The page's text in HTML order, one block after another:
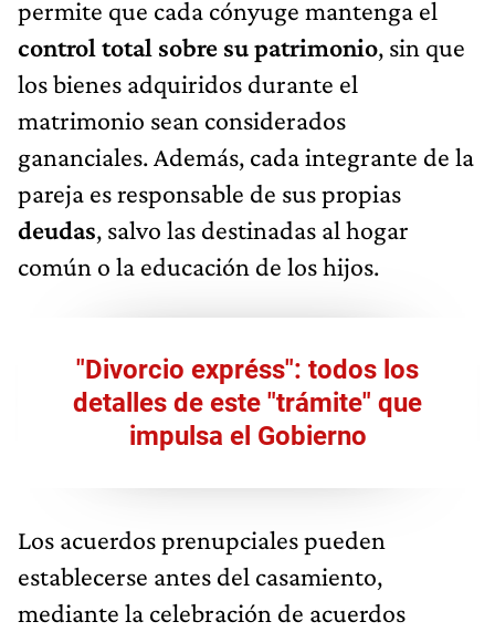
permite que cada cónyuge mantenga el
control total sobre su patrimonio, sin que
los bienes adquiridos durante el
matrimonio sean considerados
gananciales. Además, cada integrante de la
pareja es responsable de sus propias
deudas, salvo las destinadas al hogar
común o la educación de los hijos.
"Divorcio expréss": todos los
detalles de este "trámite" que
impulsa el Gobierno
Los acuerdos prenupciales pueden
establecerse antes del casamiento,
mediante la celebración de acuerdos